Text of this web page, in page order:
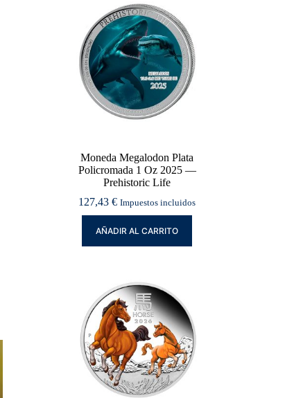
Moneda Megalodon Plata
Policromada 1 Oz 2025 —
Prehistoric Life
127,43€ Impuestos incluidos
AÑADIR AL CARRITO